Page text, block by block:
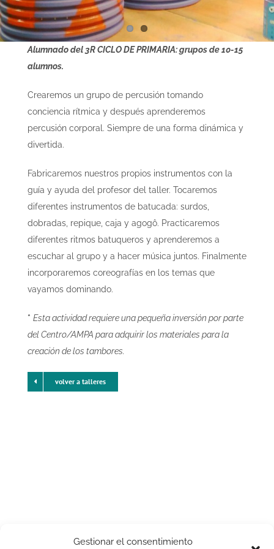
Gestionar el consentimiento
Alumnado del 3R CICLO DE PRIMARIA: grupos de 10-15
alumnos.
Crearemos un grupo de percusión tomando
conciencia rítmica y después aprenderemos
percusión corporal. Siempre de una forma dinámica y
divertida.
Fabricaremos nuestros propios instrumentos con la
guía y ayuda del profesor del taller. Tocaremos
diferentes instrumentos de batucada: surdos,
dobradas, repique, caja y agogô. Practicaremos
diferentes ritmos batuqueros y aprenderemos a
escuchar al grupo y a hacer música juntos. Finalmente
incorporaremos coreografías en los temas que
vayamos dominando.
* Esta actividad requiere una pequeña inversión por parte
del Centro/AMPA para adquirir los materiales para la
creación de los tambores.
volver a talleres